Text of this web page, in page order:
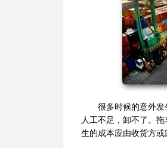
很多时候的意外
人工不足，卸不了。
生的成本应由收货方或